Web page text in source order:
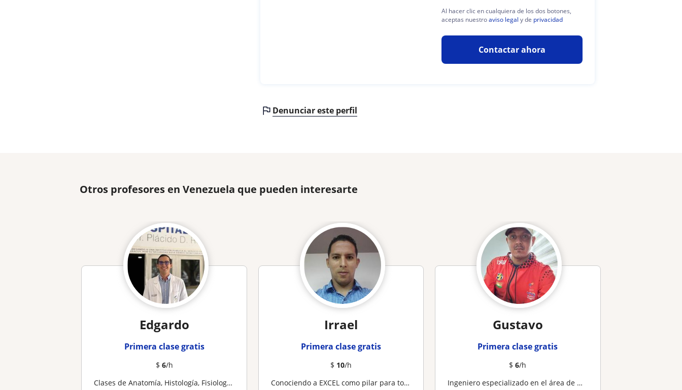
Al hacer clic en cualquiera de los dos botones,
aceptas nuestroaviso legal y de privacidad
Contactar ahora
Denunciar este perfil
Otros profesores en Venezuela que pueden interesarte
Edgardo
Primera clase gratis
$ 6/h
Clases de Anatomía, Histología, Fisiología, Patología y Bioquímica (Por Estudiante de 6to Año)
Irrael
Primera clase gratis
$ 10/h
Conociendo a EXCEL como pilar para toda tu vida
Gustavo
Primera clase gratis
$6/h
Ingeniero especializado en el área de matemáticas para bachillerato con conocimientos de fórmula métodos